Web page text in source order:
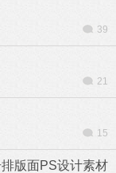
39
21
15
版面PS设计素材